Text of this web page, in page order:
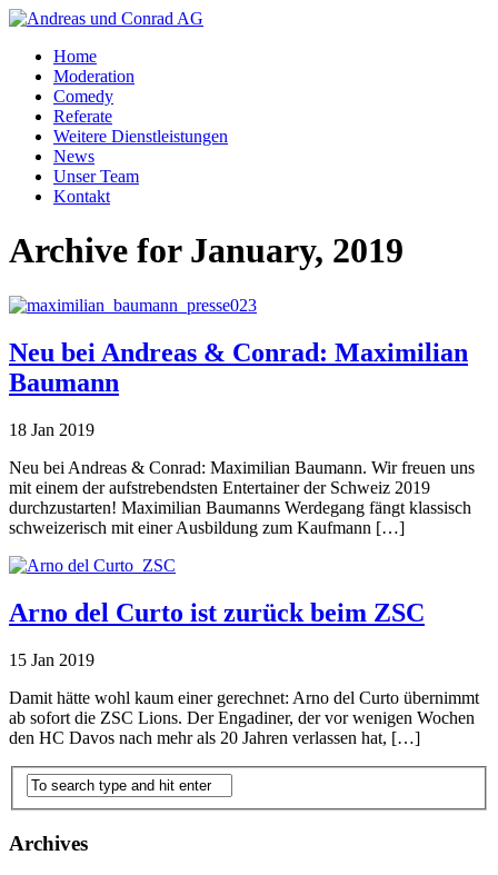
Home
Moderation
Comedy
Referate
Weitere Dienstleistungen
News
Unser Team
Kontakt
Archive for January, 2019
Neu bei Andreas & Conrad: Maximilian
Baumann
18 Jan 2019
Neu bei Andreas & Conrad: Maximilian Baumann. Wir freuen uns
mit einem der aufstrebendsten Entertainer der Schweiz 2019
durchzustarten! Maximilian Baumanns Werdegang fängt klassisch
schweizerisch mit einer Ausbildung zum Kaufmann […]
Arno del Curto ist zurück beim ZSC
15 Jan 2019
Damit hätte wohl kaum einer gerechnet: Arno del Curto übernimmt
ab sofort die ZSC Lions. Der Engadiner, der vor wenigen Wochen
den HC Davos nach mehr als 20 Jahren verlassen hat, […]
Archives